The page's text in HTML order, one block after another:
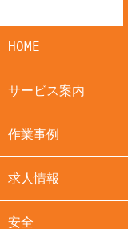
HOME
サービス案内
作業事例
求人情報
安全